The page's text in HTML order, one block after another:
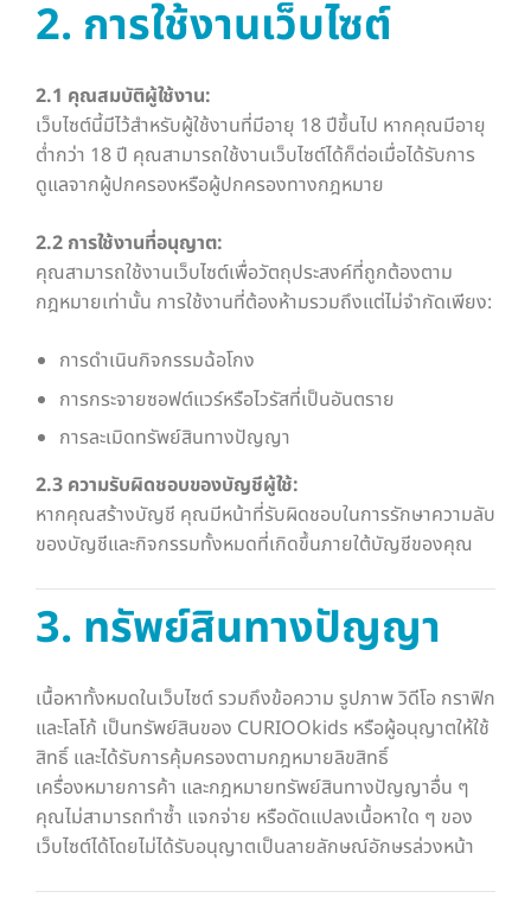
2. การใช้งานเว็บไซต์
2.1 คุณสมบัติผู้ใช้งาน:
เว็บไซต์นี้มีไว้สำหรับผู้ใช้งานที่มีอายุ 18 ปีขึ้นไป หากคุณมีอายุ
ต่ำกว่า 18 ปี คุณสามารถใช้งานเว็บไซต์ได้ก็ต่อเมื่อได้รับการ
ดูแลจากผู้ปกครองหรือผู้ปกครองทางกฎหมาย
2.2 การใช้งานที่อนุญาต:
คุณสามารถใช้งานเว็บไซต์เพื่อวัตถุประสงค์ที่ถูกต้องตาม
กฎหมายเท่านั้น การใช้งานที่ต้องห้ามรวมถึงแต่ไม่จำกัดเพียง:
การดำเนินกิจกรรมฉ้อโกง
การกระจายซอฟต์แวร์หรือไวรัสที่เป็นอันตราย
การละเมิดทรัพย์สินทางปัญญา
2.3 ความรับผิดชอบของบัญชีผู้ใช้:
หากคุณสร้างบัญชี คุณมีหน้าที่รับผิดชอบในการรักษาความลับ
ของบัญชีและกิจกรรมทั้งหมดที่เกิดขึ้นภายใต้บัญชีของคุณ
3. ทรัพย์สินทางปัญญา
เนื้อหาทั้งหมดในเว็บไซต์ รวมถึงข้อความ รูปภาพ วิดีโอ กราฟิก
และโลโก้ เป็นทรัพย์สินของ CURIOOkids หรือผู้อนุญาตให้ใช้
สิทธิ์ และได้รับการคุ้มครองตามกฎหมายลิขสิทธิ์
เครื่องหมายการค้า และกฎหมายทรัพย์สินทางปัญญาอื่น ๆ
คุณไม่สามารถทำซ้ำ แจกจ่าย หรือดัดแปลงเนื้อหาใด ๆ ของ
เว็บไซต์ได้โดยไม่ได้รับอนุญาตเป็นลายลักษณ์อักษรล่วงหน้า